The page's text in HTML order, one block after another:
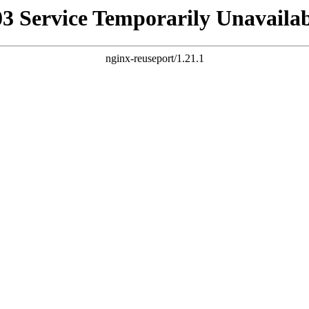
Service Temporarily
nginx-reuseport/1.21.1